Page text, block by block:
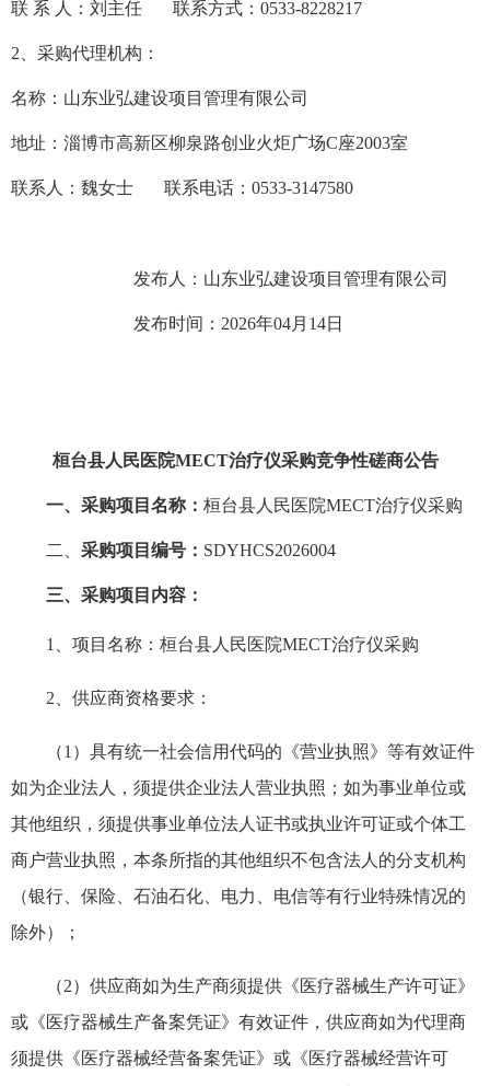
联 系 人： 刘主任 联系方式： 0533-8228217
2、采购代理机构：
名称：山东业弘建设项目管理有限公司
地址：淄博市高新区柳泉路创业火炬广场C座2003室
联系人： 魏女士 联系电话： 0533-3147580
发布人：山东业弘建设项目管理有限公司
发布时间： 2026年04月 14日
桓台县人民医院MECT治疗仪采购竞争性磋商公告
一、 采购项目名称： 桓台县人民医院MECT治疗仪采购
二、 采购项目编号： SDYHCS2026004
三、采购项目内容：
1、项目 名称 ： 桓台县人民医院MECT治疗仪采购
2、 供应商资格要求 ：
（1）具有统一社会信用代码的《营业执照》等有效证件
如为企业法人，须提供企业法人营业执照；如为事业单位或
其他组织，须提供事业单位法人证书或执业许可证或个体工
商户营业执照，本条所指的其他组织不包含法人的分支机构
（银行、保险、石油石化、电力、电信等有行业特殊情况的
除外）；
（2）供应商如为生产商须提供《医疗器械生产许可证》
或《医疗器械生产备案凭证》有效证件，供应商如为代理商
须提供《医疗器械经营备案凭证》或《医疗器械经营许可